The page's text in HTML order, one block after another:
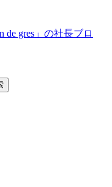
gres」の社長ブロ